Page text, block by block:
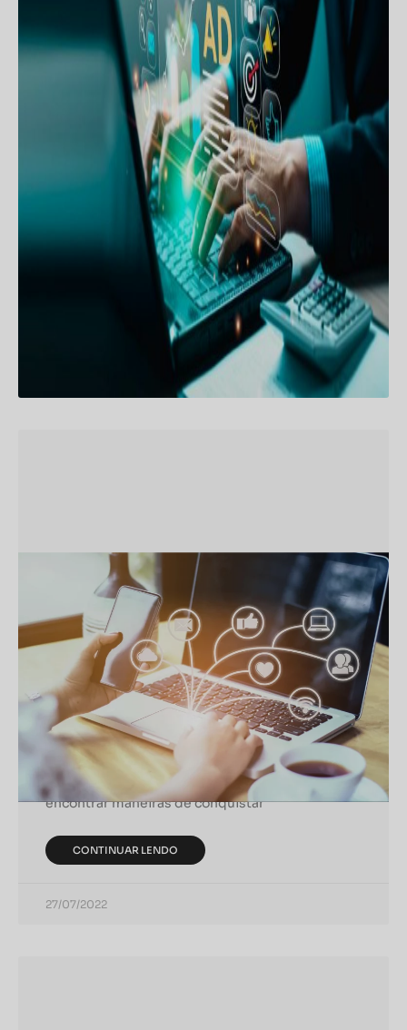
MARKETING DIGITAL
Estratégias de tráfego para
crescimento de negócios: guia
completo
A Importância do Tráfego Pago para Negócios
em Crescimento No mundo acelerado do
marketing digital, os negócios em crescimento
enfrentam o desafio contínuo de captar
CONTINUAR LENDO
MARKETING DIGITAL
Estratégias de Marketing Digital
É fato que nenhum negócio no mercado não
consegue sobreviver sem clientes. Mas o grande
desafio para milhares de empreendedores é
encontrar maneiras de conquistar
CONTINUAR LENDO
27/07/2022